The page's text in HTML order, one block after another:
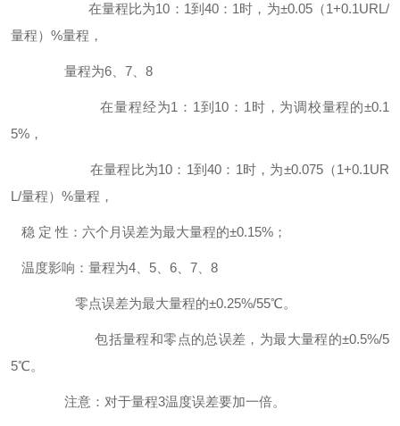
在量程比为10：1到40：1时，为±0.05（1+0.1URL/
量程）%量程，
量程为6、7、8
在量程经为1：1到10：1时，为调校量程的±0.1
5%，
在量程比为10：1到40：1时，为±0.075（1+0.1UR
L/量程）%量程，
稳 定 性：六个月误差为最大量程的±0.15%；
温度影响：量程为4、5、6、7、8
零点误差为最大量程的±0.25%/55℃。
包括量程和零点的总误差，为最大量程的±0.5%/5
5℃。
注意：对于量程3温度误差要加一倍。